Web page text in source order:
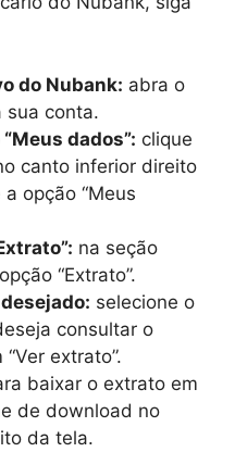
do Nubank: abra o
sua conta.
dados”: clique
canto inferior direito
opção “Meus
na seção
“Extrato”.
selecione o
consultar o
extrato”.
baixar o extrato em
de download no
da tela.